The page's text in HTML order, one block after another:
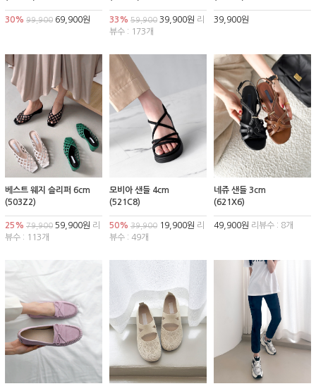
30% 99,900 69,900원 33% 59,90039,900원 리
뷰수 : 173개
39,900원
베스트 웨지 슬리퍼 6cm
(503Z2)
25% 79,900 59,900원 리
뷰수 : 113개
모비아 샌들 4cm
(521C8)
50% 39,90019,900원 리
뷰수 : 49개
네쥬 샌들 3cm
(621X6)
49,900원 리뷰수 : 8개